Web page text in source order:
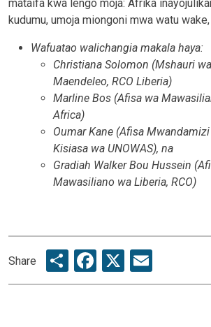
mataifa kwa lengo moja: Afrika
kudumu, umoja miongoni mwa watu
Wafuatao walichangia makala haya:
Christiana Solomon (Mshauri
Maendeleo, RCO Liberia)
Marline Bos (Afisa wa
Africa)
Oumar Kane (Afisa
Kisiasa wa UNOWAS), na
Gradiah Walker Bou Hussein
Mawasiliano wa Liberia, RCO)
Share ShareFacebook
X